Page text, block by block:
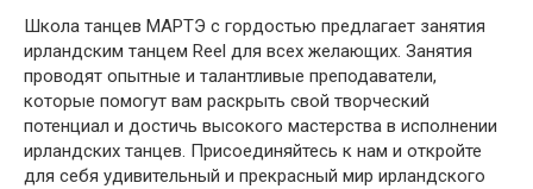
Школа танцев МАРТЭ с гордостью предлагает занятия
ирландским танцем Reel для всех желающих. Занятия
проводят опытные и талантливые преподаватели,
которые помогут вам раскрыть свой творческий
потенциал и достичь высокого мастерства в исполнении
ирландских танцев. Присоединяйтесь к нам и откройте
для себя удивительный и прекрасный мир ирландского